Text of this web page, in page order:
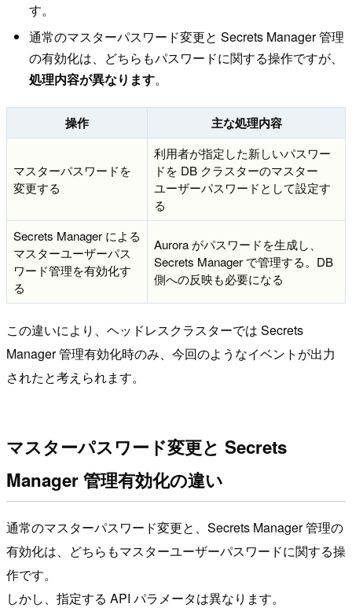
す。
通常のマスターパスワード変更と Secrets Manager 管理
の有効化は、どちらもパスワードに関する操作ですが、
処理内容が異なります。
操作 主な処理内容
マスターパスワードを
変更する
利用者が指定した新しいパスワー
ドを DB クラスターのマスター
ユーザーパスワードとして設定す
る
Secrets Manager による
マスターユーザーパス
ワード管理を有効化す
る
Aurora がパスワードを生成し、
Secrets Manager で管理する。DB
側への反映も必要になる
この違いにより、ヘッドレスクラスターでは Secrets
Manager 管理有効化時のみ、今回のようなイベントが出力
されたと考えられます。
マスターパスワード変更と Secrets
Manager 管理有効化の違い
通常のマスターパスワード変更と、Secrets Manager 管理の
有効化は、どちらもマスターユーザーパスワードに関する操
作です。
しかし、指定する API パラメータは異なります。